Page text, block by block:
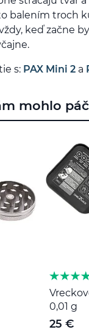
balením troch
keď začne
s: PAX Mini 2 a
mohlo
0,01 g
25 €